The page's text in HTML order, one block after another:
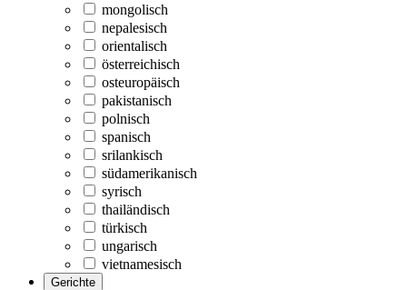
mongolisch
nepalesisch
orientalisch
österreichisch
osteuropäisch
pakistanisch
polnisch
spanisch
srilankisch
südamerikanisch
syrisch
thailändisch
türkisch
ungarisch
vietnamesisch
Gerichte